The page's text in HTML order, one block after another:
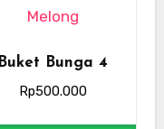
Buket Bunga 4
Rp500.000